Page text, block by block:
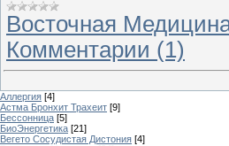
Восточная
Комментарии (1)
Аллергия [4]
Астма Бронхит Трахеит [9]
Бессонница [5]
БиоЭнергетика [21]
Вегето Сосудистая Дистония [4]